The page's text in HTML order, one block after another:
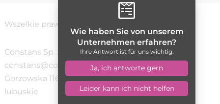

Wie haben Sie von unserem
Unternehmen erfahren?
Ihre Antwort ist für uns wichtig.
Ja, ich antworte gern
Leider kann ich nicht helfen
Wszelkie prawa zastrzeżone / Constans
Constans Sp. z o.o.
(95) 728 70 10
constans@constans.pl
Gorzowska 1166-400 Gorzów Wielkopolski woj.
lubuskie
5992735261